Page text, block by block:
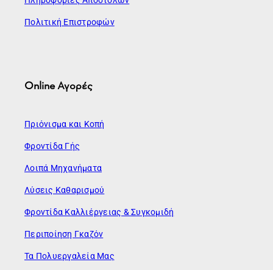
Πολιτική Επιστροφών
Online Αγορές
Πριόνισμα και Κοπή
Φροντίδα Γής
Λοιπά Μηχανήματα
Λύσεις Καθαρισμού
Φροντίδα Καλλιέργειας & Συγκομιδή
Περιποίηση Γκαζόν
Τα Πολυεργαλεία Μας